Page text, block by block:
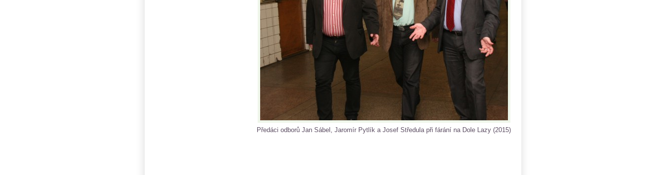
Předáci odborů Jan Sábel, Jaromír Pytlík a Josef Středula při fárání na Dole Lazy (2015)